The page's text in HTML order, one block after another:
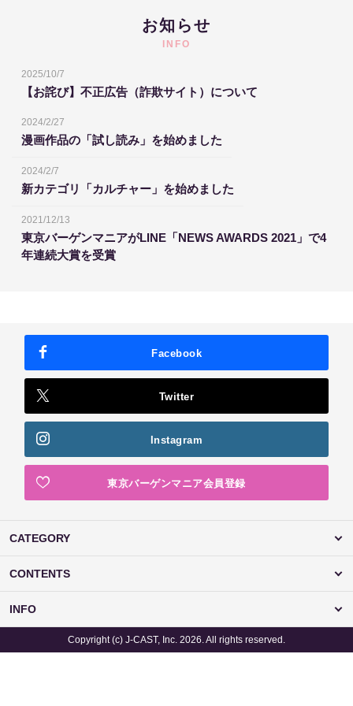
お知らせ
INFO
2025/10/7
【お詫び】不正広告（詐欺サイト）について
2024/2/27
漫画作品の「試し読み」を始めました
2024/2/7
新カテゴリ「カルチャー」を始めました
2021/12/13
東京バーゲンマニアがLINE「NEWS AWARDS 2021」で4
年連続大賞を受賞
Facebook
Twitter
Instagram
東京バーゲンマニア会員登録
CATEGORY
CONTENTS
INFO
Copyright (c) J-CAST, Inc. 2026. All rights reserved.